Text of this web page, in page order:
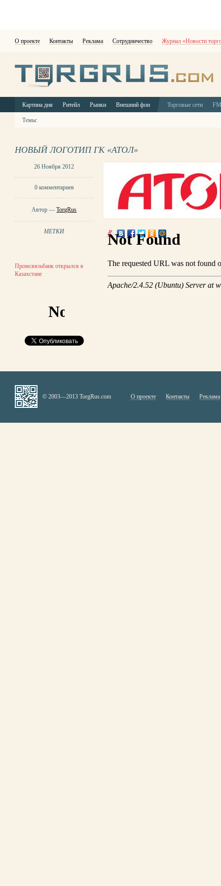
О проекте Контакты Реклама Сотрудничество Журнал «Новости
Картина дня Ритейл Рынки Внешний фон Торговые сети
Темы:
НОВЫЙ ЛОГОТИП ГК «АТОЛ»
26 Ноября 2012
0 комментариев
Автор —TorgRus
МЕТКИ
Промсвязьбанк открылся в
Казахстане
© 2003—2013 TorgRus.com О проекте Контакты Реклама